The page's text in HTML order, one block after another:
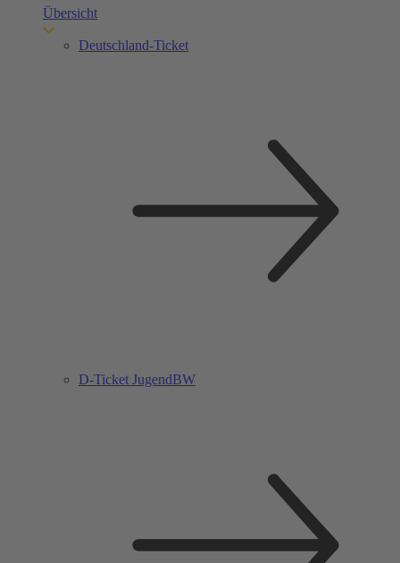
Übersicht
Deutschland-Ticket
D-Ticket JugendBW